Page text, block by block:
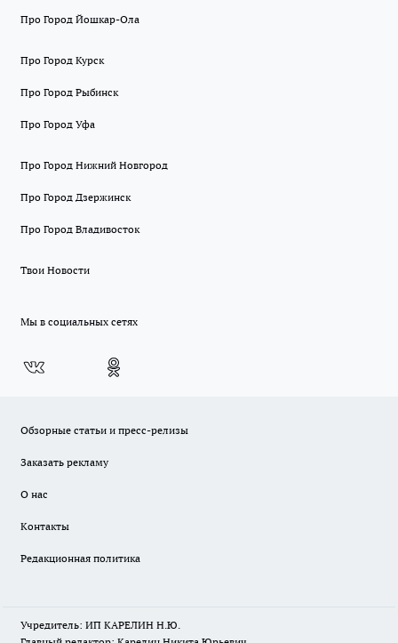
Про Город Йошкар-Ола
Про Город Курск
Про Город Рыбинск
Про Город Уфа
Про Город Нижний Новгород
Про Город Дзержинск
Про Город Владивосток
Твои Новости
Мы в социальных сетях
Обзорные статьи и пресс-релизы
Заказать рекламу
О нас
Контакты
Редакционная политика
Учредитель: ИП КАРЕЛИН Н.Ю.